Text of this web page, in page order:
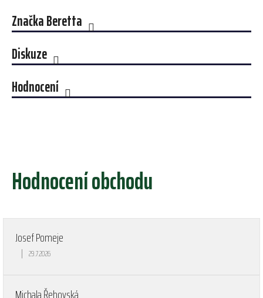
ZnačkaBeretta
Diskuze
Hodnocení
Hodnocení obchodu
Josef Pomeje
Hodnocení obchodu je 5 z 5 hvězdiček.
| 29.7.2026